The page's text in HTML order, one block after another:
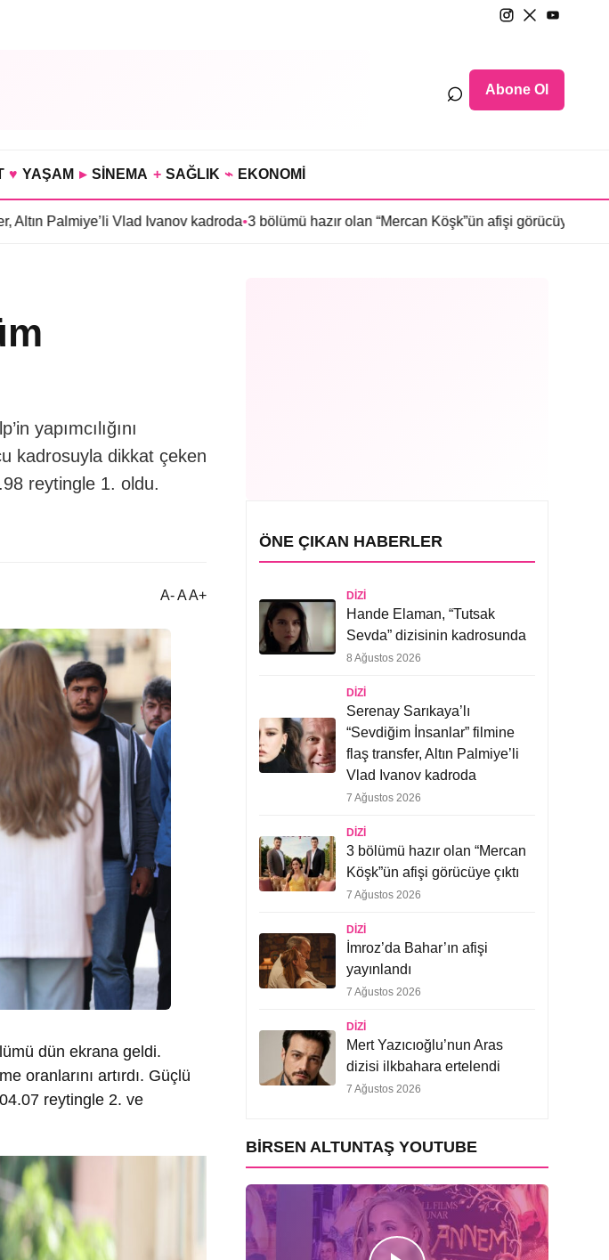
⌕ Abone Ol
♥ YAŞAM ▸ SİNEMA + SAĞLIK ⌁ EKONOMİ
Vlad Ivanov kadroda•3 bölümü hazır olan “Mercan Köşk”ün afişi görücüye çıktı•İmroz’da
yapımcılığını
kadrosuyla dikkat çeken
reytingle 1. oldu.
A- A A+
dün ekrana geldi.
oranlarını artırdı. Güçlü
reytingle 2. ve
ÖNE ÇIKAN HABERLER
DIZI
Hande Elaman, “Tutsak
Sevda” dizisinin kadrosunda
8 Ağustos 2026
DIZI
Serenay Sarıkaya’lı
“Sevdiğim İnsanlar” filmine
flaş transfer, Altın Palmiye’li
Vlad Ivanov kadroda
7 Ağustos 2026
DIZI
3 bölümü hazır olan “Mercan
Köşk”ün afişi görücüye çıktı
7 Ağustos 2026
DIZI
İmroz’da Bahar’ın afişi
yayınlandı
7 Ağustos 2026
DIZI
Mert Yazıcıoğlu’nun Aras
dizisi ilkbahara ertelendi
7 Ağustos 2026
BIRSEN ALTUNTAŞ YOUTUBE